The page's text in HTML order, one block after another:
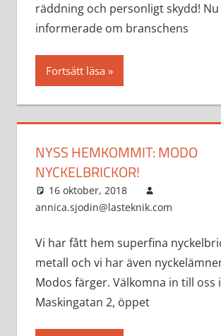
räddning och personligt skydd! Nu
informerade om branschens
Fortsätt läsa
NYSS HEMKOMMIT: MODO
NYCKELBRICKOR!
16 oktober, 2018
annica.sjodin@lasteknik.com
Vi har fått hem superfina
metall och vi har även
Modos färger. Välkomna in till oss
Maskingatan 2, öppet